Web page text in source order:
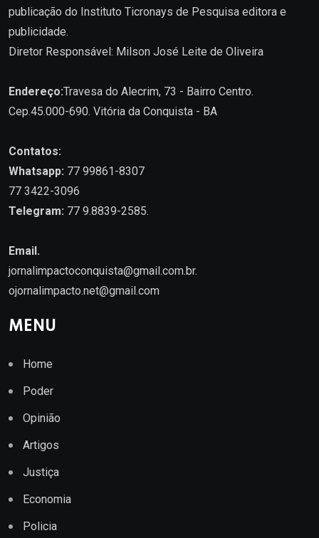
publicação do Instituto Ticronays de Pesquisa editora e
publicidade.
Diretor Responsável: Milson José Leite de Oliveira
Endereço:Travesa do Alecrim, 73 - Bairro Centro.
Cep.45.000-690. Vitória da Conquista - BA
Contatos:
Whatsapp: 77 99861-8307
77 3422-3096
Telegram: 77 9.8839-2585.
Email.
jornalimpactoconquista@gmail.com.br.
ojornalimpacto.net@gmail.com
MENU
Home
Poder
Opinião
Artigos
Justiça
Economia
Policia